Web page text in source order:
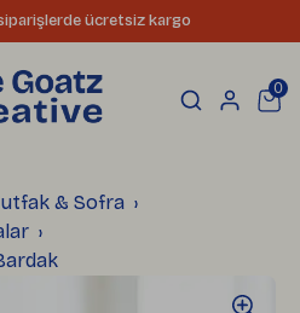
ücretsiz kargo
0
& Sofra